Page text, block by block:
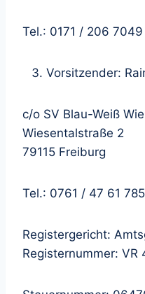
Tel.: 0171 / 206 7049
Vorsitzender:
c/o SV Blau-Weiß
Wiesentalstraße 2
79115 Freiburg
Tel.: 0761 / 47 61 785
Registergericht:
Registernummer: VR